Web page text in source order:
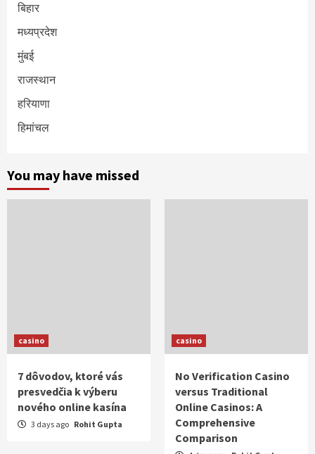
बिहार
मध्यप्रदेश
मुंबई
राजस्थान
हरियाणा
हिमांचल
You may have missed
casino
7 dôvodov, ktoré vás
presvedčia k výberu
nového online kasína
3 days ago Rohit Gupta
casino
No Verification Casino
versus Traditional
Online Casinos: A
Comprehensive
Comparison